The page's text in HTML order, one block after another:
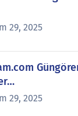
29, 2025
29, 2025